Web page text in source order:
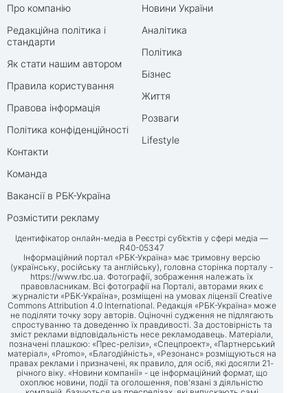
Про компанію
Редакційна політика і
стандарти
Як стати нашим автором
Правила користування
Правова інформація
Політика конфіденційності
Контакти
Команда
Вакансії в РБК-Україна
Розмістити рекламу
Новини України
Аналітика
Політика
Бізнес
Життя
Розваги
Lifestyle
Ідентифікатор онлайн-медіа в Реєстрі суб’єктів у сфері медіа —
R40-05347
Інформаційний портал «РБК-Україна» має тримовну версію
(українську, російську та англійську), головна сторінка порталу -
https://www.rbc.ua. Фотографії, зображення належать їх
правовласникам. Всі фотографії на Порталі, авторами яких є
журналісти «РБК-Україна», розміщені на умовах ліцензії Creative
Commons Attribution 4.0 International. Редакція «РБК-Україна» може
не поділяти точку зору авторів. Оціночні судження не підлягають
спростуванню та доведенню їх правдивості. За достовірність та
зміст реклами відповідальність несе рекламодавець. Матеріали,
позначені плашкою: «Прес-релізи», «Спецпроект», «Партнерський
матеріал», «Promo», «Благодійність», «Резонанс» розміщуються на
правах реклами і призначені, як правило, для осіб, які досягли 21-
річного віку. «Новини компанії» - це інформаційний формат, що
охоплює новини, події та оголошення, пов'язані з діяльністю